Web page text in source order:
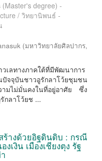
degree) -
/ วิทยานิพนธ์ -
(มหาวิทยาลัยศิลปากร,
เลทางภาคใต้ที่มีพัฒนาการ
จุบันชาวอูรักลาโว้ยชุมชน
ามไม่มั่นคงในที่อยู่อาศัย ซึ่ง
กลาโว้ยช ...
ร้างด้วยอิฐดินดิบ : กรณี
เงิน เมืองเชียงตุง รัฐ